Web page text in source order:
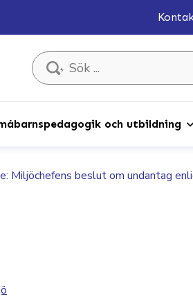
Sök ...
och utbildning
Miljöchefens beslut om undantag